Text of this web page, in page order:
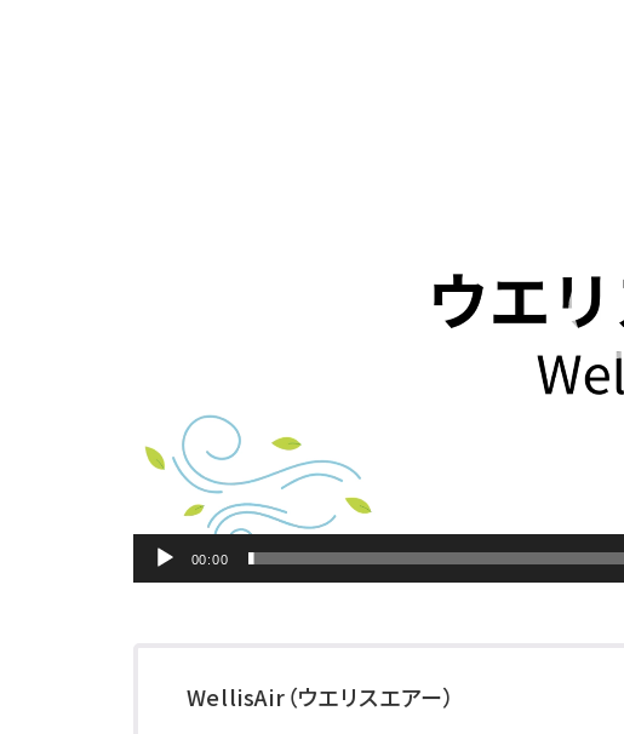
00:00
WellisAir（ウエリスエアー）